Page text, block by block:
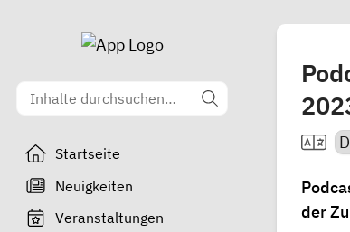
Startseite
Neuigkeiten
Veranstaltungen
der